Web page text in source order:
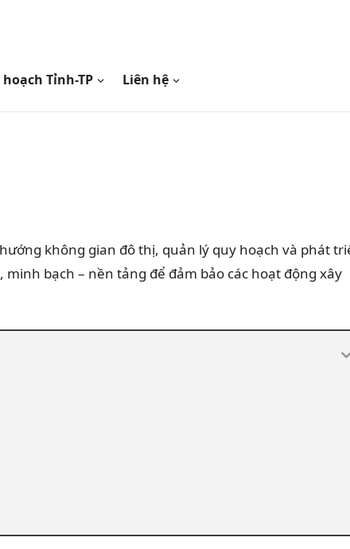
Tỉnh-TP Liên hệ
không gian đô thị, quản lý quy hoạch và phát
bạch – nền tảng để đảm bảo các hoạt động xây